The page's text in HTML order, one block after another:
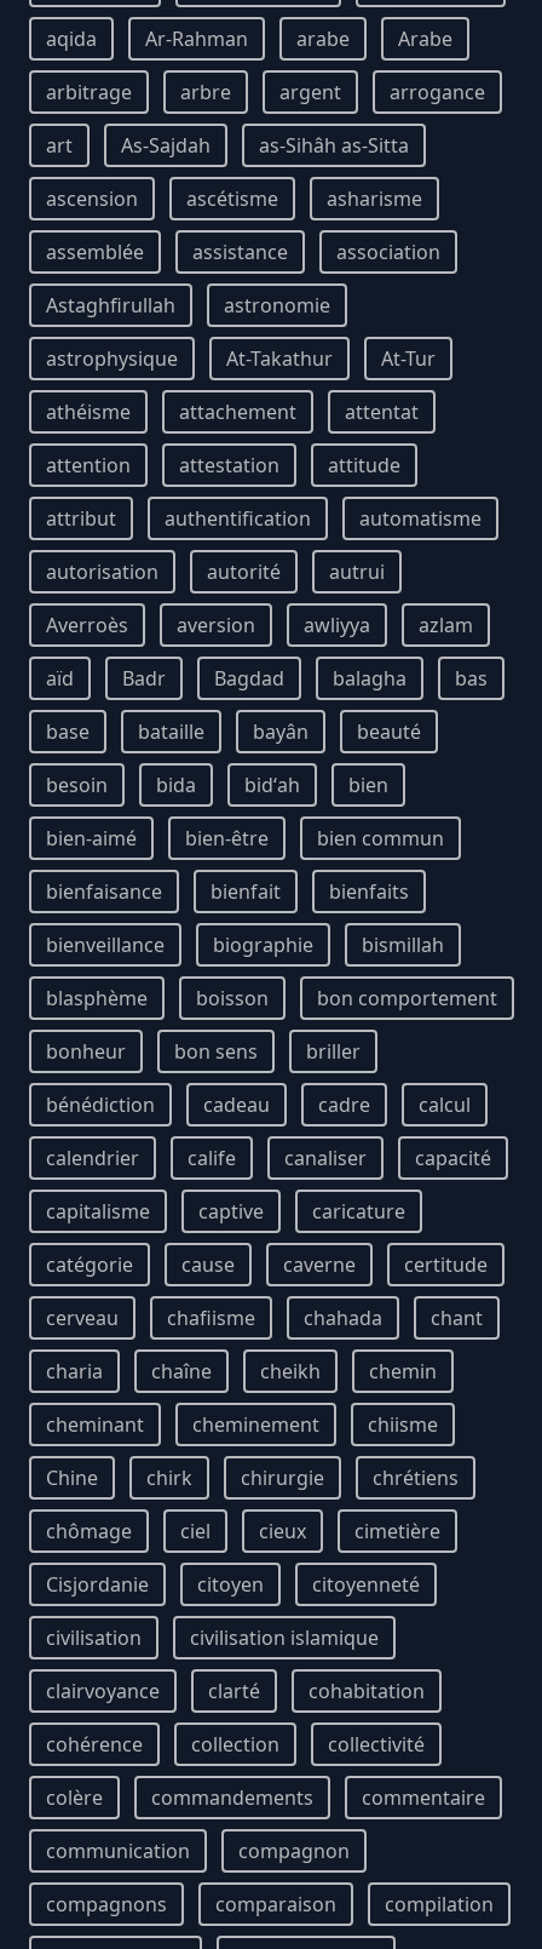
aqida
Ar-Rahman arabe
Arabe
arbitrage
arbre argent
arrogance
art
As-Sajdah
as-Sihâh as-Sitta
ascension
ascétisme
asharisme
assemblée
assistance
association
Astaghfirullah
astronomie
astrophysique
At-Takathur
At-Tur
athéisme
attachement
attentat
attention
attestation
attitude
attribut
authentification
automatisme
autorisation
autorité
autrui
Averroès
aversion awliyya
azlam
aïd
Badr Bagdad balagha
bas
base
bataille bayân
beauté
besoin
bida bidʻah
bien
bien-aimé
bien-être
bien commun
bienfaisance
bienfait
bienfaits
bienveillance
biographie
bismillah
blasphème
boisson
bon comportement
bonheur
bon sens
briller
bénédiction
cadeau cadre
calcul
calendrier
calife canaliser
capacité
capitalisme
captive
caricature
catégorie
cause caverne
certitude
cerveau
chafiisme chahada
chant
charia
chaîne cheikh
chemin
cheminant
cheminement
chiisme
Chine
chirk chirurgie
chrétiens
chômage
ciel cieux
cimetière
Cisjordanie
citoyen
citoyenneté
civilisation
civilisation islamique
clairvoyance
clarté
cohabitation
cohérence
collection
collectivité
colère
commandements
commentaire
communication
compagnon
compagnons
comparaison
compilation